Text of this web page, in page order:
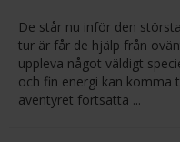
De står nu inför den
tur är får de hjälp från
uppleva något väldigt
och fin energi kan komma
äventyret fortsätta ...